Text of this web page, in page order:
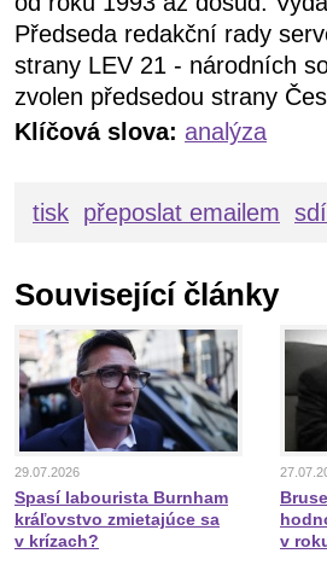
Předseda redakční rady
strany LEV 21 - národních
zvolen předsedou strany
Klíčová slova: analýza
tisk přeposlat emailem
Související články
29.07.2026
Spasí labourista Burnham
kráľovstvo zmietajúce sa
v krízach?
v